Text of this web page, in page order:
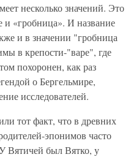
несколько значений. Это
и «гробница». И название
и в значении "гробница
в крепости-"варе", где
похоронен, как раз
о Бергельмире,
исследователей.
тот факт, что в древних
эпонимов часто
Вятичей был Вятко, у